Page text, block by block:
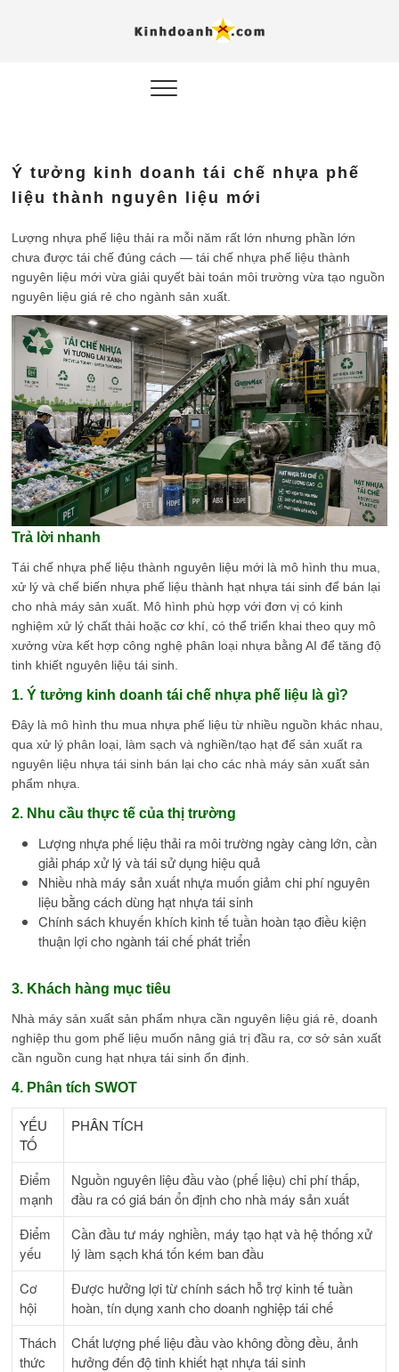
Ý tưởng kinh doanh tái chế nhựa phế
liệu thành nguyên liệu mới
Lượng nhựa phế liệu thải ra mỗi năm rất lớn nhưng phần lớn
chưa được tái chế đúng cách — tái chế nhựa phế liệu thành
nguyên liệu mới vừa giải quyết bài toán môi trường vừa tạo nguồn
nguyên liệu giá rẻ cho ngành sản xuất.
Trả lời nhanh
Tái chế nhựa phế liệu thành nguyên liệu mới là mô hình thu mua,
xử lý và chế biến nhựa phế liệu thành hạt nhựa tái sinh để bán lại
cho nhà máy sản xuất. Mô hình phù hợp với đơn vị có kinh
nghiệm xử lý chất thải hoặc cơ khí, có thể triển khai theo quy mô
xưởng vừa kết hợp công nghệ phân loại nhựa bằng AI để tăng độ
tinh khiết nguyên liệu tái sinh.
1. Ý tưởng kinh doanh tái chế nhựa phế liệu là gì?
Đây là mô hình thu mua nhựa phế liệu từ nhiều nguồn khác nhau,
qua xử lý phân loại, làm sạch và nghiền/tạo hạt để sản xuất ra
nguyên liệu nhựa tái sinh bán lại cho các nhà máy sản xuất sản
phẩm nhựa.
2. Nhu cầu thực tế của thị trường
Lượng nhựa phế liệu thải ra môi trường ngày càng lớn, cần
giải pháp xử lý và tái sử dụng hiệu quả
Nhiều nhà máy sản xuất nhựa muốn giảm chi phí nguyên
liệu bằng cách dùng hạt nhựa tái sinh
Chính sách khuyến khích kinh tế tuần hoàn tạo điều kiện
thuận lợi cho ngành tái chế phát triển
3. Khách hàng mục tiêu
Nhà máy sản xuất sản phẩm nhựa cần nguyên liệu giá rẻ, doanh
nghiệp thu gom phế liệu muốn nâng giá trị đầu ra, cơ sở sản xuất
cần nguồn cung hạt nhựa tái sinh ổn định.
4. Phân tích SWOT
YẾU
TỐ
PHÂN TÍCH
Điểm
mạnh
Nguồn nguyên liệu đầu vào (phế liệu) chi phí thấp,
đầu ra có giá bán ổn định cho nhà máy sản xuất
Điểm
yếu
Cần đầu tư máy nghiền, máy tạo hạt và hệ thống xử
lý làm sạch khá tốn kém ban đầu
Cơ
hội
Được hưởng lợi từ chính sách hỗ trợ kinh tế tuần
hoàn, tín dụng xanh cho doanh nghiệp tái chế
Thách
thức
Chất lượng phế liệu đầu vào không đồng đều, ảnh
hưởng đến độ tinh khiết hạt nhựa tái sinh